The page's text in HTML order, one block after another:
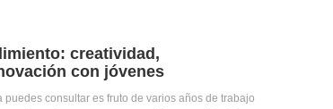
creatividad,
con jóvenes
puedes consultar es fruto de varios años de trabajo